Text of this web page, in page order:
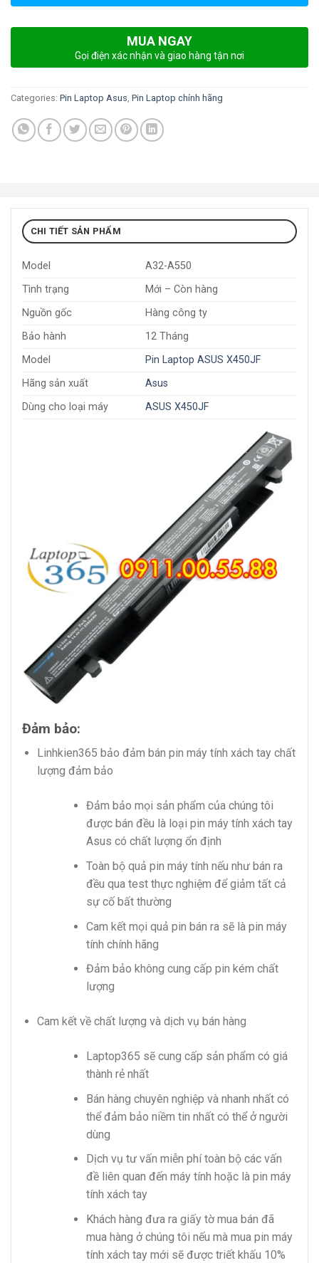
MUA NGAY
Gọi điện xác nhận và giao hàng tận nơi
Categories: Pin Laptop Asus, Pin Laptop chính hãng
CHI TIẾT SẢN PHẨM
Model
A32-A550
Tình trạng
Mới – Còn hàng
Nguồn gốc
Hàng công ty
Bảo hành
12 Tháng
Model
Pin Laptop ASUS X450JF
Hãng sản xuất
Asus
Dùng cho loại máy
ASUS X450JF
Đảm bảo:
Linhkien365 bảo đảm bán pin máy tính xách tay chất
lượng đảm bảo
Đảm bảo mọi sản phẩm của chúng tôi
được bán đều là loại pin máy tính xách tay
Asus có chất lượng ổn định
Toàn bộ quả pin máy tính nếu như bán ra
đều qua test thực nghiệm để giảm tất cả
sự cố bất thường
Cam kết mọi quả pin bán ra sẽ là pin máy
tính chính hãng
Đảm bảo không cung cấp pin kém chất
lượng
Cam kết về chất lượng và dịch vụ bán hàng
Laptop365 sẽ cung cấp sản phẩm có giá
thành rẻ nhất
Bán hàng chuyên nghiệp và nhanh nhất có
thể đảm bảo niềm tin nhất có thể ở người
dùng
Dịch vụ tư vấn miễn phí toàn bộ các vấn
đề liên quan đến máy tính hoặc là pin máy
tính xách tay
Khách hàng đưa ra giấy tờ mua bán đã
mua hàng ở chúng tôi nếu mà mua pin máy
tính xách tay mới sẽ được triết khấu 10%